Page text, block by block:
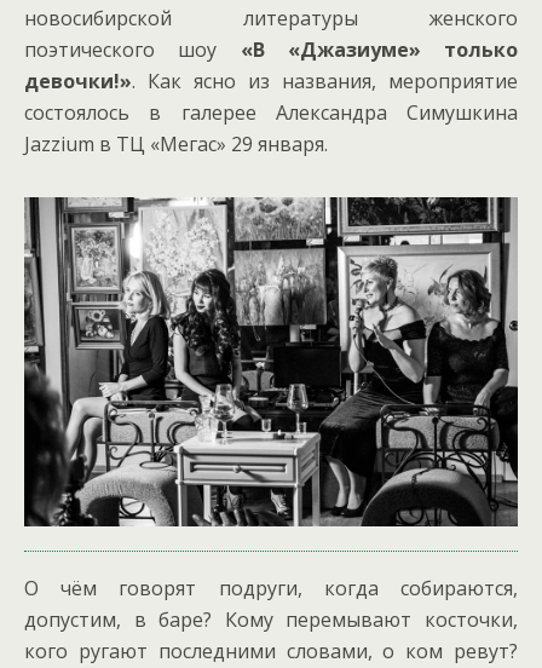
новосибирской литературы женского
поэтического шоу «В «Джазиуме» только
девочки!». Как ясно из названия, мероприятие
состоялось в галерее Александра Симушкина
Jazzium в ТЦ «Мегас» 29 января.
О чём говорят подруги, когда собираются,
допустим, в баре? Кому перемывают косточки,
кого ругают последними словами, о ком ревут?